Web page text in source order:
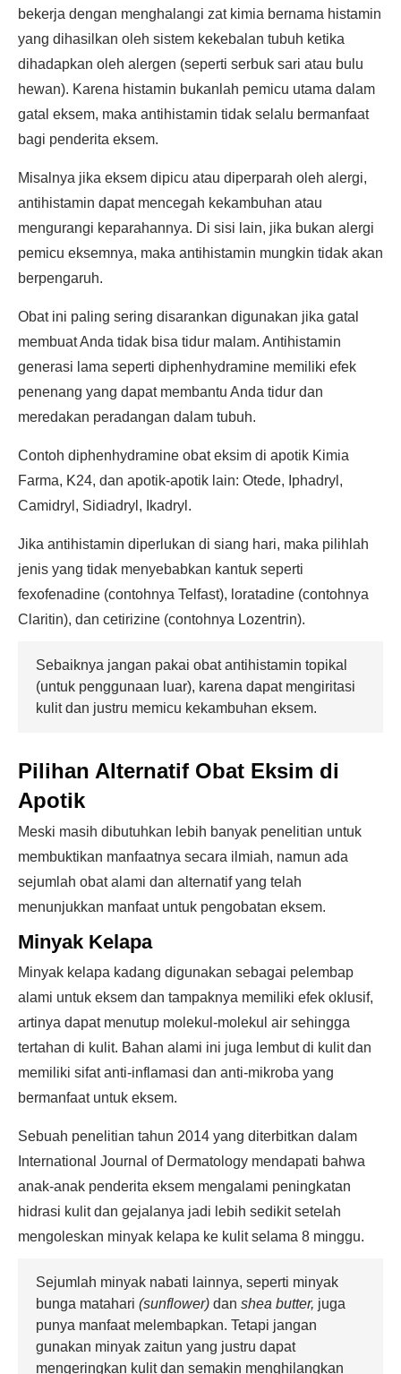
bekerja dengan menghalangi zat kimia bernama histamin
yang dihasilkan oleh sistem kekebalan tubuh ketika
dihadapkan oleh alergen (seperti serbuk sari atau bulu
hewan). Karena histamin bukanlah pemicu utama dalam
gatal eksem, maka antihistamin tidak selalu bermanfaat
bagi penderita eksem.
Misalnya jika eksem dipicu atau diperparah oleh alergi,
antihistamin dapat mencegah kekambuhan atau
mengurangi keparahannya. Di sisi lain, jika bukan alergi
pemicu eksemnya, maka antihistamin mungkin tidak akan
berpengaruh.
Obat ini paling sering disarankan digunakan jika gatal
membuat Anda tidak bisa tidur malam. Antihistamin
generasi lama seperti diphenhydramine memiliki efek
penenang yang dapat membantu Anda tidur dan
meredakan peradangan dalam tubuh.
Contoh diphenhydramine obat eksim di apotik Kimia
Farma, K24, dan apotik-apotik lain: Otede, Iphadryl,
Camidryl, Sidiadryl, Ikadryl.
Jika antihistamin diperlukan di siang hari, maka pilihlah
jenis yang tidak menyebabkan kantuk seperti
fexofenadine (contohnya Telfast), loratadine (contohnya
Claritin), dan cetirizine (contohnya Lozentrin).
Sebaiknya jangan pakai obat antihistamin topikal
(untuk penggunaan luar), karena dapat mengiritasi
kulit dan justru memicu kekambuhan eksem.
Pilihan Alternatif Obat Eksim di
Apotik
Meski masih dibutuhkan lebih banyak penelitian untuk
membuktikan manfaatnya secara ilmiah, namun ada
sejumlah obat alami dan alternatif yang telah
menunjukkan manfaat untuk pengobatan eksem.
Minyak Kelapa
Minyak kelapa kadang digunakan sebagai pelembap
alami untuk eksem dan tampaknya memiliki efek oklusif,
artinya dapat menutup molekul-molekul air sehingga
tertahan di kulit. Bahan alami ini juga lembut di kulit dan
memiliki sifat anti-inflamasi dan anti-mikroba yang
bermanfaat untuk eksem.
Sebuah penelitian tahun 2014 yang diterbitkan dalam
International Journal of Dermatology mendapati bahwa
anak-anak penderita eksem mengalami peningkatan
hidrasi kulit dan gejalanya jadi lebih sedikit setelah
mengoleskan minyak kelapa ke kulit selama 8 minggu.
Sejumlah minyak nabati lainnya, seperti minyak
bunga matahari (sunflower) dan shea butter, juga
punya manfaat melembapkan. Tetapi jangan
gunakan minyak zaitun yang justru dapat
mengeringkan kulit dan semakin menghilangkan